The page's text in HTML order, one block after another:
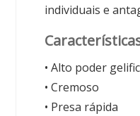
individuais e
• Alto poder
• Cremoso
• Presa rápida